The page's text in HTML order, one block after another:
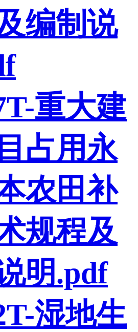
编制说
重大建
占用永
农田补
规程及
明.pdf
湿地生